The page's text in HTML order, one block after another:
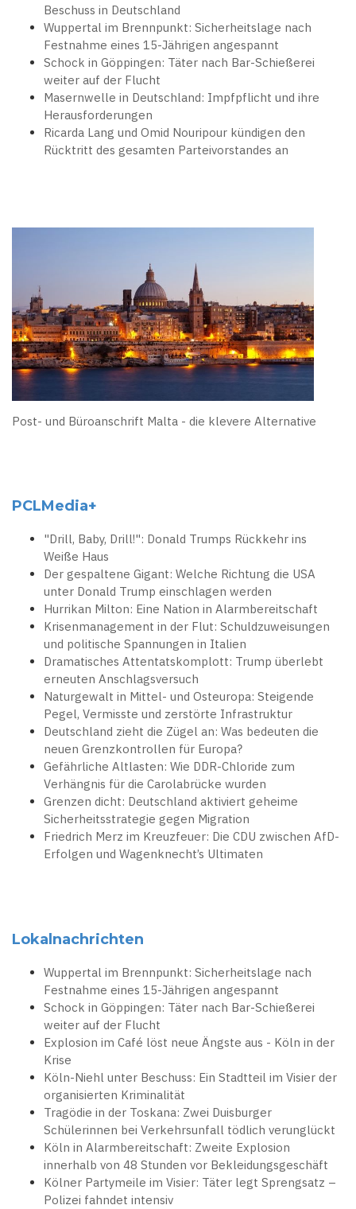
Beschuss in Deutschland
Wuppertal im Brennpunkt: Sicherheitslage nach
Festnahme eines 15-Jährigen angespannt
Schock in Göppingen: Täter nach Bar-Schießerei
weiter auf der Flucht
Masernwelle in Deutschland: Impfpflicht und ihre
Herausforderungen
Ricarda Lang und Omid Nouripour kündigen den
Rücktritt des gesamten Parteivorstandes an
Post- und Büroanschrift Malta - die klevere Alternative
PCLMedia+
"Drill, Baby, Drill!": Donald Trumps Rückkehr ins
Weiße Haus
Der gespaltene Gigant: Welche Richtung die USA
unter Donald Trump einschlagen werden
Hurrikan Milton: Eine Nation in Alarmbereitschaft
Krisenmanagement in der Flut: Schuldzuweisungen
und politische Spannungen in Italien
Dramatisches Attentatskomplott: Trump überlebt
erneuten Anschlagsversuch
Naturgewalt in Mittel- und Osteuropa: Steigende
Pegel, Vermisste und zerstörte Infrastruktur
Deutschland zieht die Zügel an: Was bedeuten die
neuen Grenzkontrollen für Europa?
Gefährliche Altlasten: Wie DDR-Chloride zum
Verhängnis für die Carolabrücke wurden
Grenzen dicht: Deutschland aktiviert geheime
Sicherheitsstrategie gegen Migration
Friedrich Merz im Kreuzfeuer: Die CDU zwischen AfD-
Erfolgen und Wagenknecht’s Ultimaten
Lokalnachrichten
Wuppertal im Brennpunkt: Sicherheitslage nach
Festnahme eines 15-Jährigen angespannt
Schock in Göppingen: Täter nach Bar-Schießerei
weiter auf der Flucht
Explosion im Café löst neue Ängste aus - Köln in der
Krise
Köln-Niehl unter Beschuss: Ein Stadtteil im Visier der
organisierten Kriminalität
Tragödie in der Toskana: Zwei Duisburger
Schülerinnen bei Verkehrsunfall tödlich verunglückt
Köln in Alarmbereitschaft: Zweite Explosion
innerhalb von 48 Stunden vor Bekleidungsgeschäft
Kölner Partymeile im Visier: Täter legt Sprengsatz –
Polizei fahndet intensiv